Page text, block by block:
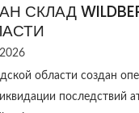
СКЛАД
области создан
последствий